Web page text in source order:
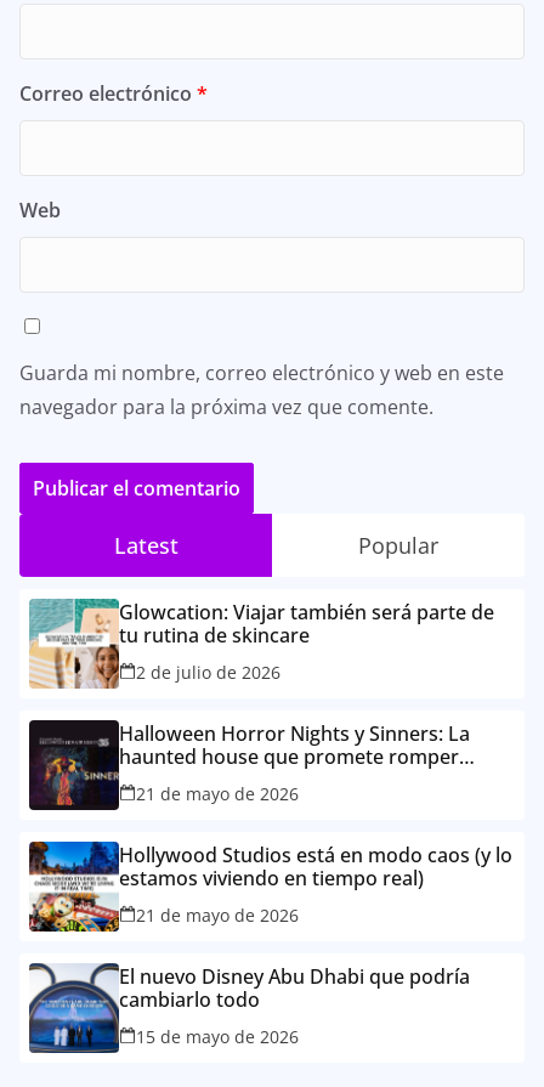
Correo electrónico *
Web
Guarda mi nombre, correo electrónico y web en este
navegador para la próxima vez que comente.
Latest Popular
Glowcation: Viajar también será parte de
tu rutina de skincare
2 de julio de 2026
Halloween Horror Nights y Sinners: La
haunted house que promete romper
TikTok este otoño
21 de mayo de 2026
Hollywood Studios está en modo caos (y lo
estamos viviendo en tiempo real)
21 de mayo de 2026
El nuevo Disney Abu Dhabi que podría
cambiarlo todo
15 de mayo de 2026